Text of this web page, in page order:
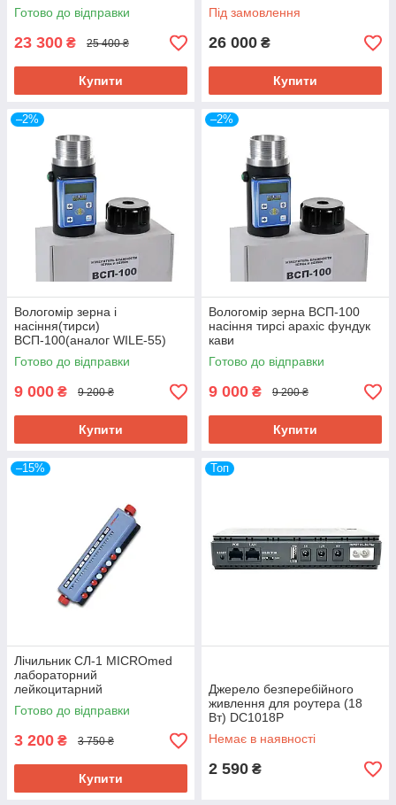
Готово до відправки
23 300 ₴ 25 400 ₴
Купити
Під замовлення
26 000 ₴
Купити
–2%
Вологомір зерна і
насіння(тирси)
ВСП-100(аналог WILE-55)
Готово до відправки
9 000 ₴ 9 200 ₴
Купити
–2%
Вологомір зерна ВСП-100
насіння тирсі арахіс фундук
кави
Готово до відправки
9 000 ₴ 9 200 ₴
Купити
–15%
Лічильник СЛ-1 MICROmed
лабораторний
лейкоцитарний
Готово до відправки
3 200 ₴ 3 750 ₴
Купити
Топ
Джерело безперебійного
живлення для роутера (18
Вт) DC1018P
Немає в наявності
2 590 ₴